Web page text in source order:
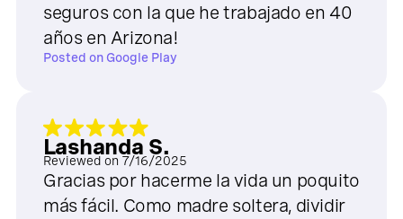
seguros con la que he trabajado en 40
años en Arizona!
Posted on Google Play
Lashanda S.
Reviewed on 7/16/2025
Gracias por hacerme la vida un poquito
más fácil. Como madre soltera, dividir